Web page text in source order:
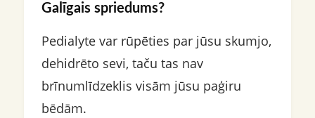
Galīgais spriedums?
Pedialyte var rūpēties par jūsu skumjo,
dehidrēto sevi, taču tas nav
brīnumlīdzeklis visām jūsu paģiru
bēdām.